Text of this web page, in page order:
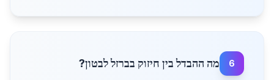
6 מה ההבדל בין חיזוק בברזל לבטון?